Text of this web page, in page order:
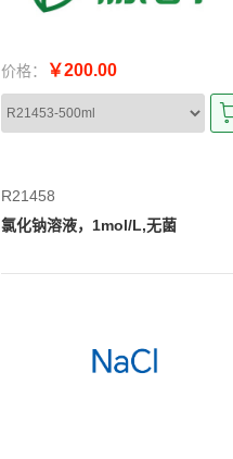
价格： ￥200.00
R21458
氯化钠溶液，1mol/L,无菌